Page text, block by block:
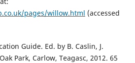
pages/willow.html (accessed
Guide. Ed. by B. Caslin, J.
Park, Carlow, Teagasc, 2012. 65